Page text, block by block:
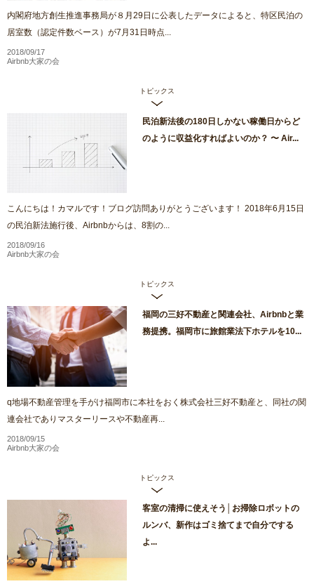
内閣府地方創生推進事務局が８月29日に公表したデータによると、特区民泊の
居室数（認定件数ベース）が7月31日時点...
2018/09/17
Airbnb大家の会
トピックス
民泊新法後の180日しかない稼働日からど
のように収益化すればよいのか？ 〜 Air...
こんにちは！カマルです！ブログ訪問ありがとうございます！ 2018年6月15日
の民泊新法施行後、Airbnbからは、8割の...
2018/09/16
Airbnb大家の会
トピックス
福岡の三好不動産と関連会社、Airbnbと業
務提携。福岡市に旅館業法下ホテルを10...
q地場不動産管理を手がけ福岡市に本社をおく株式会社三好不動産と、同社の関
連会社でありマスターリースや不動産再...
2018/09/15
Airbnb大家の会
トピックス
客室の清掃に使えそう│お掃除ロボットの
ルンバ、新作はゴミ捨てまで自分でする
よ...